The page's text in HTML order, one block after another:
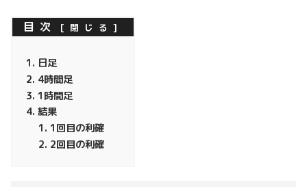
目次
日足
4時間足
1時間足
結果
1回目の利確
2回目の利確